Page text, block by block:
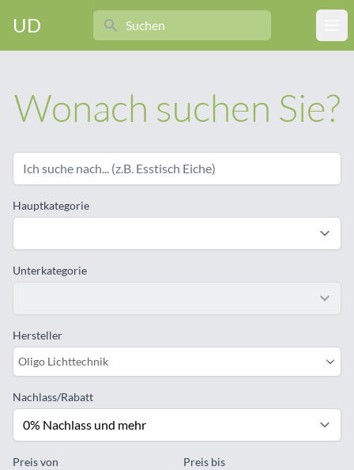
UD
Search
Wonach suchen Sie?
Hauptkategorie
Unterkategorie
Hersteller
Oligo Lichttechnik
Nachlass/Rabatt
Preis von Preis bis